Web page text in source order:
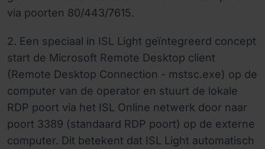
via poorten 80/443/7615.
2. Een speciaal in ISL Light geïntegreerd concept
start de Microsoft Remote Desktop client
(Remote Desktop Connection - mstsc.exe) op de
computer van de operator en stuurt de lokale
RDP poort via het ISL Online netwerk door naar
poort 3389 (standaard RDP poort) op de externe
computer. Dit betekent dat ISL Light automatisch